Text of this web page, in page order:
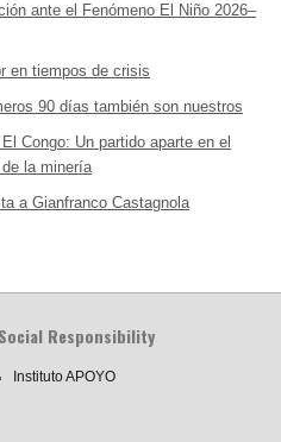
ante el Fenómeno El Niño 2026–
en tiempos de crisis
90 días también son nuestros
Congo: Un partido aparte en el
la minería
a Gianfranco Castagnola
Social Responsibility
Instituto APOYO